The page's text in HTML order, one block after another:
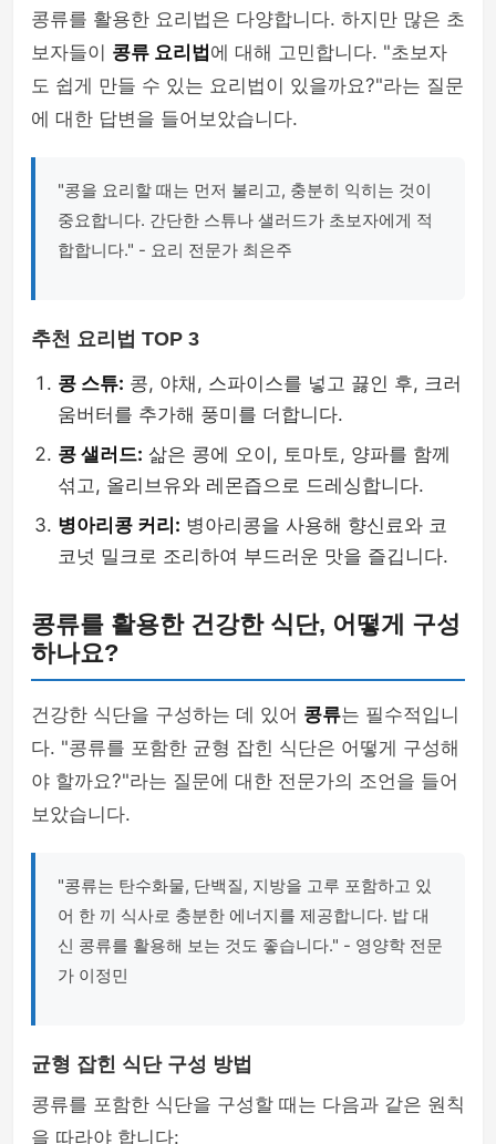
콩류를 활용한 요리법은 다양합니다. 하지만 많은 초
보자들이 콩류 요리법 에 대해 고민합니다. "초보자
도 쉽게 만들 수 있는 요리법이 있을까요?"라는 질문
에 대한 답변을 들어보았습니다.
"콩을 요리할 때는 먼저 불리고, 충분히 익히는 것이
중요합니다. 간단한 스튜나 샐러드가 초보자에게 적
합합니다." - 요리 전문가 최은주
추천 요리법 TOP 3
콩 스튜: 콩, 야채, 스파이스를 넣고 끓인 후, 크러
움버터를 추가해 풍미를 더합니다.
콩 샐러드: 삶은 콩에 오이, 토마토, 양파를 함께
섞고, 올리브유와 레몬즙으로 드레싱합니다.
병아리콩 커리: 병아리콩을 사용해 향신료와 코
코넛 밀크로 조리하여 부드러운 맛을 즐깁니다.
콩류를 활용한 건강한 식단, 어떻게 구성
하나요?
건강한 식단을 구성하는 데 있어 콩류는 필수적입니
다. "콩류를 포함한 균형 잡힌 식단은 어떻게 구성해
야 할까요?"라는 질문에 대한 전문가의 조언을 들어
보았습니다.
"콩류는 탄수화물, 단백질, 지방을 고루 포함하고 있
어 한 끼 식사로 충분한 에너지를 제공합니다. 밥 대
신 콩류를 활용해 보는 것도 좋습니다." - 영양학 전문
가 이정민
균형 잡힌 식단 구성 방법
콩류를 포함한 식단을 구성할 때는 다음과 같은 원칙
을 따라야 합니다: